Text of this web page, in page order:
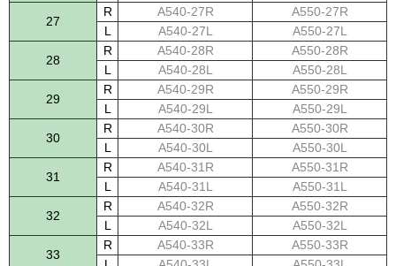
27
R A540-27R
A550-27R
L
A540-27L A550-27L
28
R A540-28R
A550-28R
L
A540-28L A550-28L
29
R A540-29R
A550-29R
L
A540-29L A550-29L
30
R A540-30R
A550-30R
L
A540-30L A550-30L
31
R A540-31R
A550-31R
L
A540-31L A550-31L
32
R A540-32R
A550-32R
L
A540-32L A550-32L
33
R A540-33R
A550-33R